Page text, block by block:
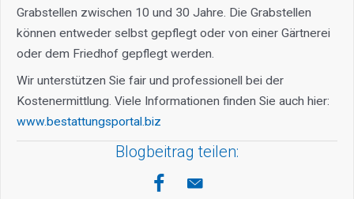
Grabstellen zwischen 10 und 30 Jahre. Die Grabstellen
können entweder selbst gepflegt oder von einer Gärtnerei
oder dem Friedhof gepflegt werden.
Wir unterstützen Sie fair und professionell bei der
Kostenermittlung. Viele Informationen finden Sie auch hier:
www.bestattungsportal.biz
Blogbeitrag teilen: